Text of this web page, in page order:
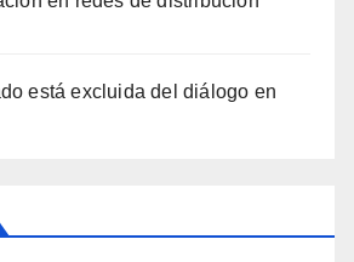
está excluida del diálogo en